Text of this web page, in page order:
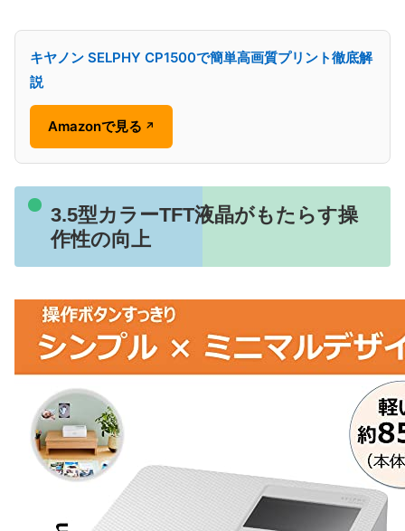
キヤノン SELPHY CP1500で簡単高画質プリント徹底解
説
Amazonで見る ↗
3.5型カラーTFT液晶がもたらす操
作性の向上